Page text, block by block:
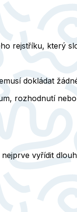
rejstříku, který
dokládat
rozhodnutí
vyřídit